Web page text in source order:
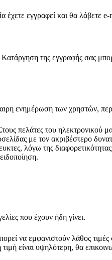
εγγραφεί και θα λάβετε
της εγγραφής σας
ενημέρωση των χρηστών,
πελάτες του ηλεκτρονικού
με τον ακριβέστερο
λόγω της
που έχουν ήδη γίνει.
να εμφανιστούν λάθος τιμές
είναι υψηλότερη, θα